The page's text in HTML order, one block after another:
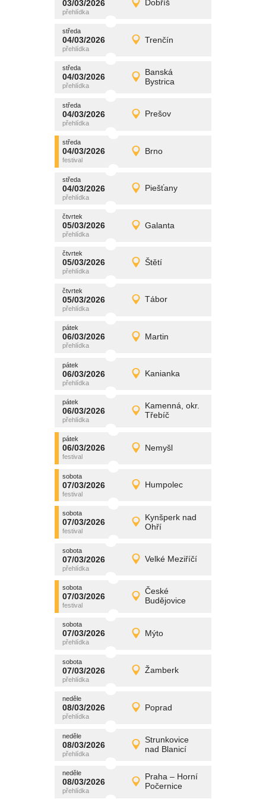
03/03/2026 Dobříš
úterý
03/03/2026 Detail
středa
04/03/2026 Trenčín
středa
04/03/2026 Detail
promítání
středa
04/03/2026
Banská
Bystrica
středa
04/03/2026 Detail
promítání
středa
04/03/2026 Prešov
středa
04/03/2026 Detail
promítání
středa
04/03/2026 Brno
středa
04/03/2026 Detail
promítání
středa
04/03/2026 Piešťany
středa
04/03/2026 Detail
promítání
čtvrtek
05/03/2026 Galanta
čtvrtek
05/03/2026 Detail
promítání
čtvrtek
05/03/2026 Štětí
čtvrtek
05/03/2026 Detail
promítání
čtvrtek
05/03/2026 Tábor
čtvrtek
05/03/2026 Detail
promítání
pátek
06/03/2026 Martin
pátek
06/03/2026 Detail
promítání
pátek
06/03/2026 Kanianka
pátek
06/03/2026 Detail
promítání
pátek
06/03/2026
Kamenná, okr.
Třebíč
pátek
06/03/2026 Detail
promítání
pátek
06/03/2026 Nemyšl
pátek
06/03/2026 Detail
promítání
sobota
07/03/2026 Humpolec
sobota
07/03/2026 Detail
promítání
sobota
07/03/2026
Kynšperk nad
Ohří
sobota
07/03/2026 Detail
promítání
sobota
07/03/2026 Velké Meziříčí
sobota
07/03/2026 Detail
promítání
sobota
07/03/2026
České
Budějovice
sobota
07/03/2026 Detail
promítání
sobota
07/03/2026 Mýto
sobota
07/03/2026 Detail
promítání
sobota
07/03/2026 Žamberk
sobota
07/03/2026 Detail
promítání
neděle
08/03/2026 Poprad
neděle
08/03/2026 Detail
promítání
neděle
08/03/2026
Strunkovice
nad Blanicí
neděle
08/03/2026 Detail
promítání
neděle
08/03/2026
Praha – Horní
Počernice
neděle
08/03/2026 Detail
promítání